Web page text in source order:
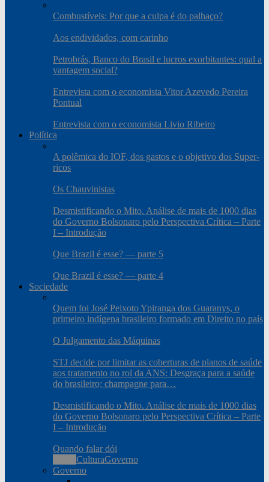
Combustíveis: Por que a culpa é do palhaço?
Aos endividados, com carinho
Petrobrás, Banco do Brasil e lucros exorbitantes: qual a
vantagem social?
Entrevista com o economista Vitor Azevedo Pereira
Pontual
Entrevista com o economista Livio Ribeiro
Política
A polêmica do IOF, dos gastos e o objetivo dos Super-
ricos
Os Chauvinistas
Desmistificando o Mito. Análise de mais de 1000 dias
do Governo Bolsonaro pelo Perspectiva Crítica – Parte
I – Introdução
Que Brazil é esse? — parte 5
Que Brazil é esse? — parte 4
Sociedade
Quem foi José Peixoto Ypiranga dos Guaranys, o
primeiro indígena brasileiro formado em Direito no país
O Julgamento das Máquinas
STJ decide por limitar as coberturas de planos de saúde
aos tratamento no rol da ANS: Desgraça para a saúde
do brasileiro; champagne para…
Desmistificando o Mito. Análise de mais de 1000 dias
do Governo Bolsonaro pelo Perspectiva Crítica – Parte
I – Introdução
Quando falar dói
CulturaGoverno
Governo